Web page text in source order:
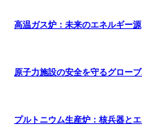
高温ガス炉：未来のエネルギー源
原子力施設の安全を守るグロー
プルトニウム生産炉：核兵器と